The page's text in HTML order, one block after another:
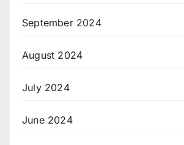
September 2024
August 2024
July 2024
June 2024